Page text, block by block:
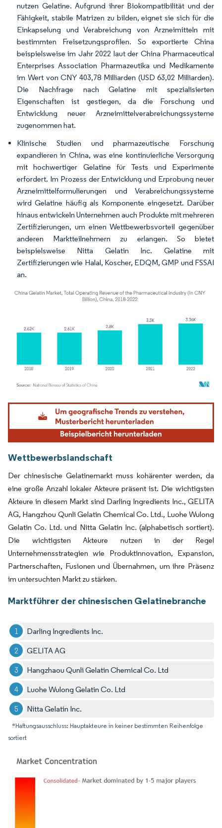
nutzen Gelatine. Aufgrund ihrer Biokompatibilität und der
Fähigkeit, stabile Matrizen zu bilden, eignet sie sich für die
Einkapselung und Verabreichung von Arzneimitteln mit
bestimmten Freisetzungsprofilen. So exportierte China
beispielsweise im Jahr 2022 laut der China Pharmaceutical
Enterprises Association Pharmazeutika und Medikamente
im Wert von CNY 403,78 Milliarden (USD 63,02 Milliarden).
Die Nachfrage nach Gelatine mit spezialisierten
Eigenschaften ist gestiegen, da die Forschung und
Entwicklung neuer Arzneimittelverabreichungssysteme
zugenommen hat.
Klinische Studien und pharmazeutische Forschung
expandieren in China, was eine kontinuierliche Versorgung
mit hochwertiger Gelatine für Tests und Experimente
erfordert. Im Prozess der Entwicklung und Erprobung neuer
Arzneimittelformulierungen und Verabreichungssysteme
wird Gelatine häufig als Komponente eingesetzt. Darüber
hinaus entwickeln Unternehmen auch Produkte mit mehreren
Zertifizierungen, um einen Wettbewerbsvorteil gegenüber
anderen Marktteilnehmern zu erlangen. So bietet
beispielsweise Nitta Gelatin Inc. Gelatine mit
Zertifizierungen wie Halal, Koscher, EDQM, GMP und FSSAI
an.
Bild © Mordor Intelligence. Wiederverwendung erfordert Namensnennung gemäß
Wettbewerbslandschaft
Der chinesische Gelatinemarkt muss kohärenter werden, da
eine große Anzahl lokaler Akteure präsent ist. Die wichtigsten
Akteure in diesem Markt sind Darling Ingredients Inc., GELITA
AG, Hangzhou Qunli Gelatin Chemical Co. Ltd., Luohe Wulong
Gelatin Co. Ltd. und Nitta Gelatin Inc. (alphabetisch sortiert).
Die wichtigsten Akteure nutzen in der Regel
Unternehmensstrategien wie Produktinnovation, Expansion,
Partnerschaften, Fusionen und Übernahmen, um ihre Präsenz
im untersuchten Markt zu stärken.
Marktführer der chinesischen Gelatinebranche
Darling Ingredients Inc.
GELITA AG
Hangzhaou Qunli Gelatin Chemical Co. Ltd
Luohe Wulong Gelatin Co. Ltd
Nitta Gelatin Inc.
*Haftungsausschluss: Hauptakteure in keiner bestimmten Reihenfolge
sortiert